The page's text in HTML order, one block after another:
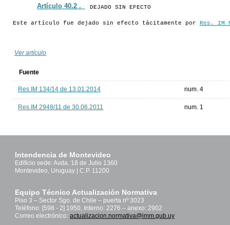
Artículo 40.2 ._ DEJADO SIN EFECTO
Este artículo fue dejado sin efecto tácitamente por Res. IM
Ver artículo
Fuente
Res.IM 134/14 de 13.01.2014 num. 4
Res.IM 2948/11 de 30.06.2011 num. 1
Intendencia de Montevideo
Edificio sede: Avda. 18 de Julio 1360
Montevideo, Uruguay | C.P. 11200
Equipo Técnico Actualización Normativa
Piso 3 – Sector Sgo. de Chile – puerta nº 3023
Teléfono: [598 - 2] 1950, Interno: 2276 – anexo: 2902
Correo electrónico: actualizacion.normativa@imm.gub.uy